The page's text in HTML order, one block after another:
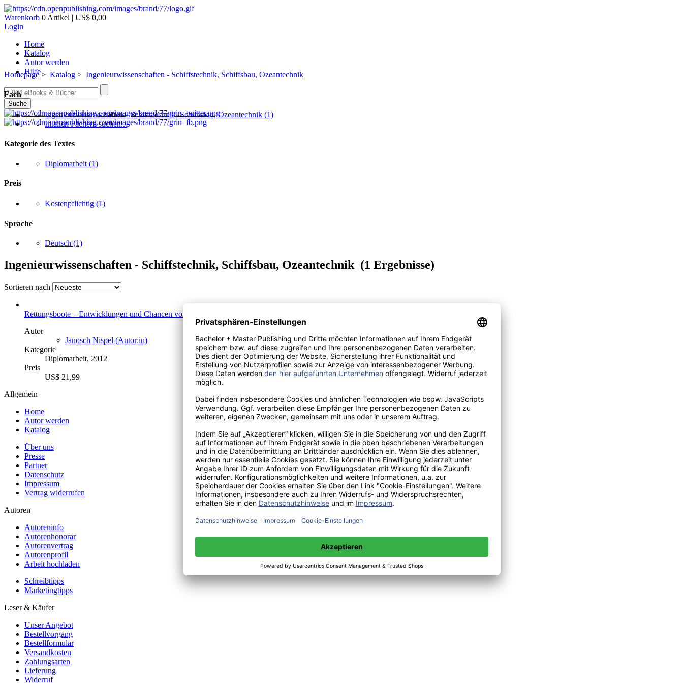
Warenkorb 0 Artikel | US$ 0,00
Login
Home
Katalog
Autor werden
Hilfe
Suche
Homepage> Katalog > Ingenieurwissenschaften - Schiffstechnik, Schiffsbau, Ozeantechnik
Fach
Ingenieurwissenschaften - Schiffstechnik, Schiffsbau, Ozeantechnik (1)
In allen Fächern suchen...
Kategorie des Textes
Diplomarbeit (1)
Preis
Kostenpflichtig (1)
Sprache
Deutsch (1)
Ingenieurwissenschaften - Schiffstechnik, Schiffsbau, Ozeantechnik (1 Ergebnisse)
Sortieren nach
Rettungsboote – Entwicklungen und Chancen von Absturzsicherungen: Handlungsvorschlag zur Verbesserung unter Last auslösender Haken
Autor
Janosch Nispel (Autor:in)
Kategorie
Diplomarbeit, 2012
Preis
US$ 21,99
Allgemein
Home
Autor werden
Katalog
Über uns
Presse
Partner
Datenschutz
Impressum
Vertrag widerrufen
Autoren
Autoreninfo
Autorenhonorar
Autorenvertrag
Autorenprofil
Arbeit hochladen
Schreibtipps
Marketingtipps
Leser & Käufer
Unser Angebot
Bestellvorgang
Bestellformular
Versandkosten
Zahlungsarten
Lieferung
Widerruf